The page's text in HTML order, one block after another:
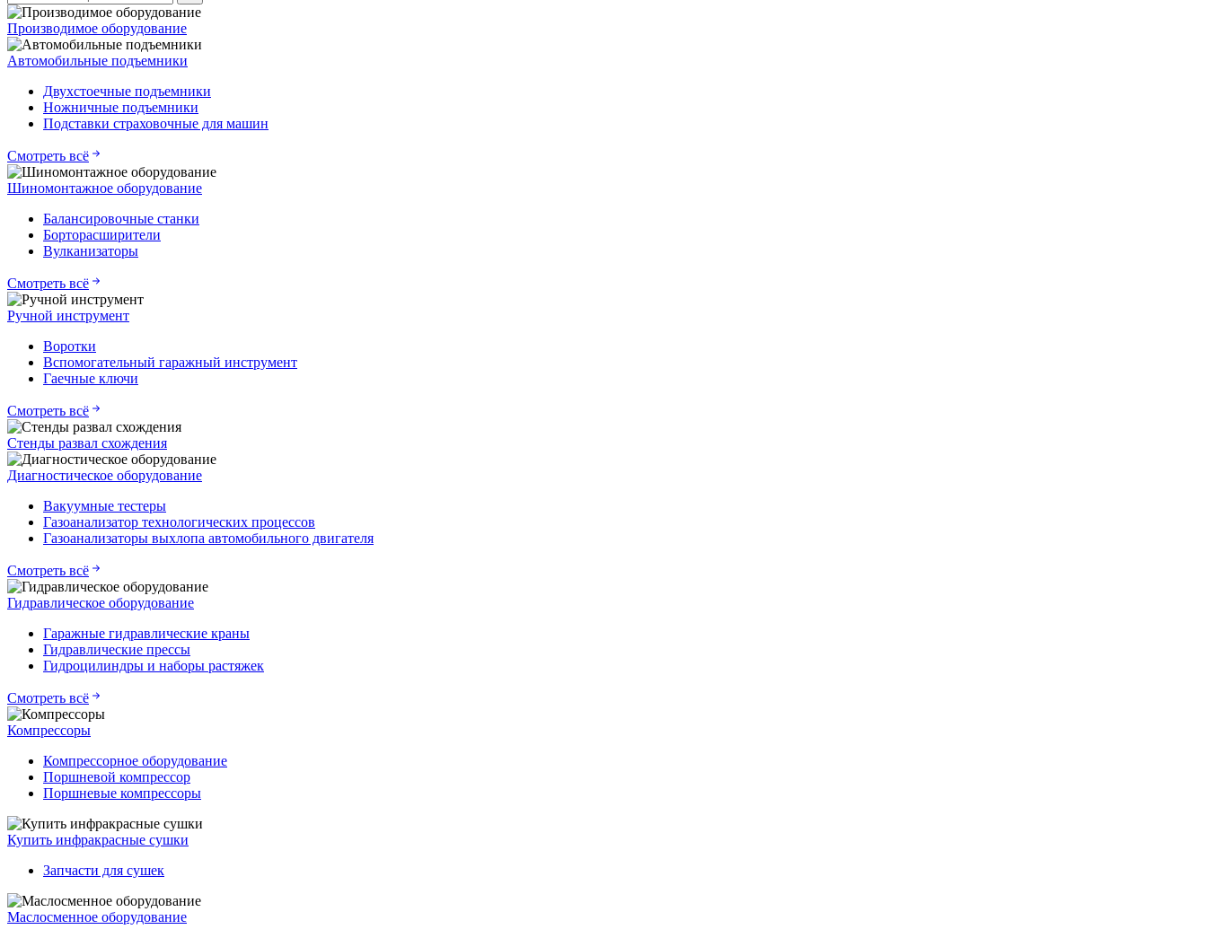
Производимое оборудование
Автомобильные подъемники
Двухстоечные подъемники
Ножничные подъемники
Подставки страховочные для машин
Смотреть всё
Шиномонтажное оборудование
Балансировочные станки
Борторасширители
Вулканизаторы
Смотреть всё
Ручной инструмент
Воротки
Вспомогательный гаражный инструмент
Гаечные ключи
Смотреть всё
Стенды развал схождения
Диагностическое оборудование
Вакуумные тестеры
Газоанализатор технологических процессов
Газоанализаторы выхлопа автомобильного двигателя
Смотреть всё
Гидравлическое оборудование
Гаражные гидравлические краны
Гидравлические прессы
Гидроцилиндры и наборы растяжек
Смотреть всё
Компрессоры
Компрессорное оборудование
Поршневой компрессор
Поршневые компрессоры
Купить инфракрасные сушки
Запчасти для сушек
Маслосменное оборудование